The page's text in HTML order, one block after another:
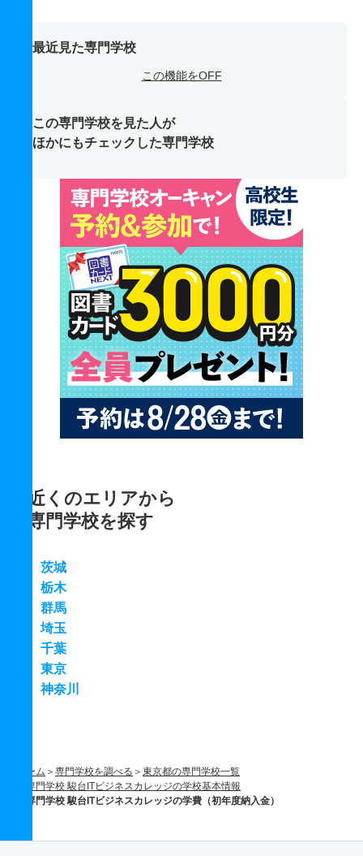
最近見た専門学校
この機能をOFF
この専門学校を見た人が
ほかにもチェックした専門学校
近くのエリアから
専門学校を探す
茨城
栃木
群馬
埼玉
千葉
東京
神奈川
ホーム 専門学校を調べる
東京都の専門学校一覧
専門学校 駿台ITビジネスカレッジの学校基本情報
専門学校 駿台ITビジネスカレッジの学費（初年度納入金）